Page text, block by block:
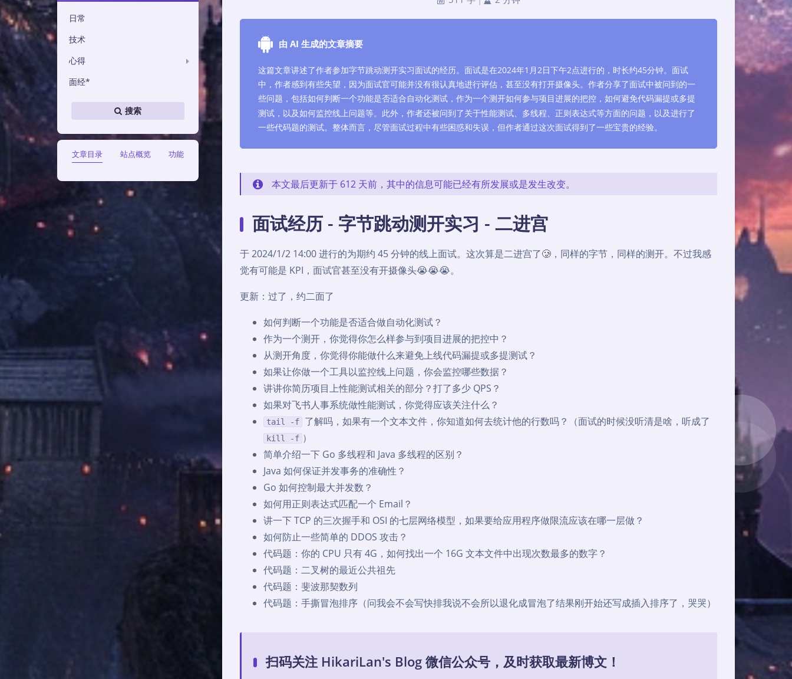
日常
技术
心得
面经*
搜索
文章目录 站点概览 功能
由 AI 生成的文章摘要
这篇文章讲述了作者参加字节跳动测开实习面试的经历。面试是在2024年1月2日下午2点进行的，时长约45分钟。面试
中，作者感到有些失望，因为面试官可能并没有很认真地进行评估，甚至没有打开摄像头。作者分享了面试中被问到的一
些问题，包括如何判断一个功能是否适合自动化测试，作为一个测开如何参与项目进展的把控，如何避免代码漏提或多提
测试，以及如何监控线上问题等。此外，作者还被问到了关于性能测试、多线程、正则表达式等方面的问题，以及进行了
一些代码题的测试。整体而言，尽管面试过程中有些困惑和失误，但作者通过这次面试得到了一些宝贵的经验。
本文最后更新于 612 天前，其中的信息可能已经有所发展或是发生改变。
面试经历 - 字节跳动测开实习 - 二进宫
于 2024/1/2 14:00 进行的为期约 45 分钟的线上面试。这次算是二进宫了🥲，同样的字节，同样的测开。不过我感
觉有可能是 KPI，面试官甚至没有开摄像头😭😭😭。
更新：过了，约二面了
如何判断一个功能是否适合做自动化测试？
作为一个测开，你觉得你怎么样参与到项目进展的把控中？
从测开角度，你觉得你能做什么来避免上线代码漏提或多提测试？
如果让你做一个工具以监控线上问题，你会监控哪些数据？
讲讲你简历项目上性能测试相关的部分？打了多少 QPS？
如果对飞书人事系统做性能测试，你觉得应该关注什么？
tail -f 了解吗，如果有一个文本文件，你知道如何去统计他的行数吗？（面试的时候没听清是啥，听成了
kill -f ）
简单介绍一下 Go 多线程和 Java 多线程的区别？
Java 如何保证并发事务的准确性？
Go 如何控制最大并发数？
如何用正则表达式匹配一个 Email？
讲一下 TCP 的三次握手和 OSI 的七层网络模型，如果要给应用程序做限流应该在哪一层做？
如何防止一些简单的 DDOS 攻击？
代码题：你的 CPU 只有 4G，如何找出一个 16G 文本文件中出现次数最多的数字？
代码题：二叉树的最近公共祖先
代码题：斐波那契数列
代码题：手撕冒泡排序（问我会不会写快排我说不会所以退化成冒泡了结果刚开始还写成插入排序了，哭哭）
扫码关注 HikariLan's Blog 微信公众号，及时获取最新博文！